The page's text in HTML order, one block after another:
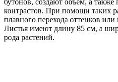
контрастов. При помощи таких
плавного перехода оттенков
Листья имеют длину 85 см, а
рода растений.